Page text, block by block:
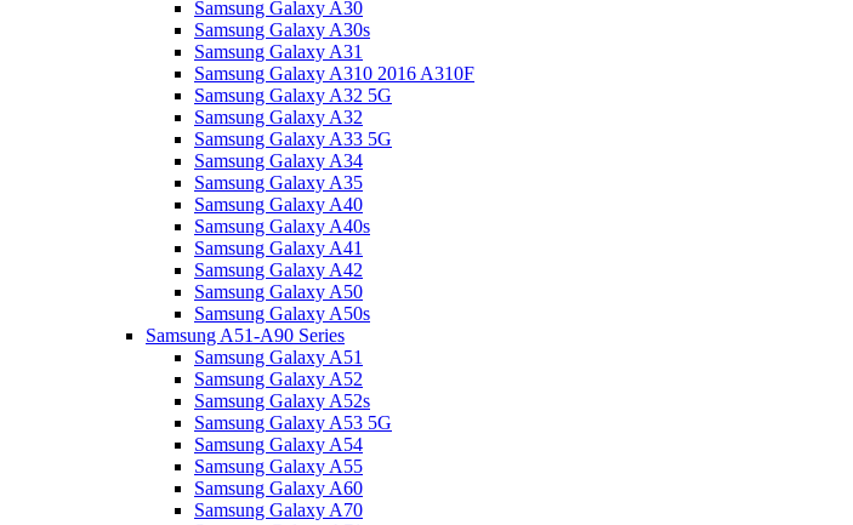
Samsung Galaxy A30
Samsung Galaxy A30s
Samsung Galaxy A31
Samsung Galaxy A310 2016 A310F
Samsung Galaxy A32 5G
Samsung Galaxy A32
Samsung Galaxy A33 5G
Samsung Galaxy A34
Samsung Galaxy A35
Samsung Galaxy A40
Samsung Galaxy A40s
Samsung Galaxy A41
Samsung Galaxy A42
Samsung Galaxy A50
Samsung Galaxy A50s
Samsung A51-A90 Series
Samsung Galaxy A51
Samsung Galaxy A52
Samsung Galaxy A52s
Samsung Galaxy A53 5G
Samsung Galaxy A54
Samsung Galaxy A55
Samsung Galaxy A60
Samsung Galaxy A70